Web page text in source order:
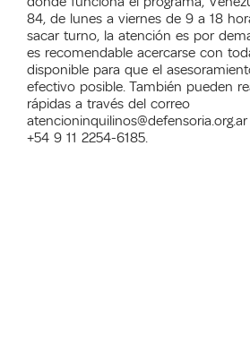
84, de lunes a viernes de 9 a 18
sacar turno, la atención es por
es recomendable acercarse con
disponible para que el
efectivo posible. También pueden
rápidas a través del correo
+54 9 11 2254-6185.